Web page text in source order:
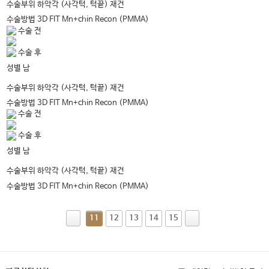
수술부위 하악각 (사각턱, 턱끝) 재건
수술방법 3D FIT Mn+chin Recon (PMMA)
수술 전
수술 후
성별 남
수술부위 하악각 (사각턱, 턱끝) 재건
수술방법 3D FIT Mn+chin Recon (PMMA)
수술 전
수술 후
성별 남
수술부위 하악각 (사각턱, 턱끝) 재건
수술방법 3D FIT Mn+chin Recon (PMMA)
11 12 13 14 15